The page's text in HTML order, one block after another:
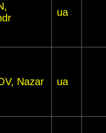
ua
Nazar ua